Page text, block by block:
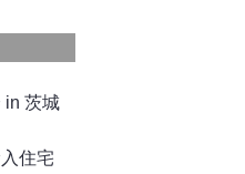
in 茨城
住宅